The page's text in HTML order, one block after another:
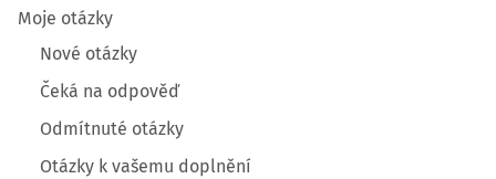
Moje otázky
Nové otázky
Čeká na odpověď
Odmítnuté otázky
Otázky k vašemu doplnění